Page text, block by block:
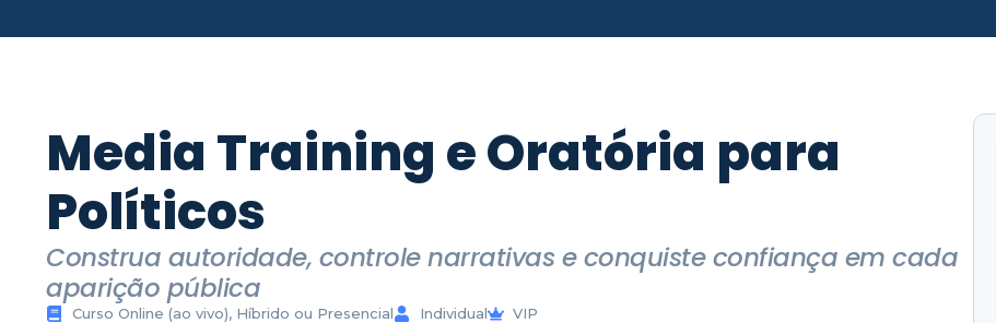
Media Training e Oratória para
Políticos
Construa autoridade, controle narrativas e conquiste confiança em cada
aparição pública
Curso Online (ao vivo), Híbrido ou Presencial Individual VIP